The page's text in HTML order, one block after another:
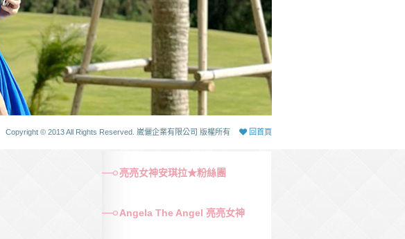
Copyright © 2013 All Rights Reserved. 崴儷企業有限公司 版權所有 回首頁
亮亮女神安琪拉★粉絲團
Angela The Angel 亮亮女神